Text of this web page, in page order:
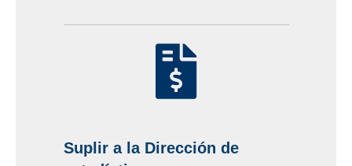
Suplir a la Dirección de